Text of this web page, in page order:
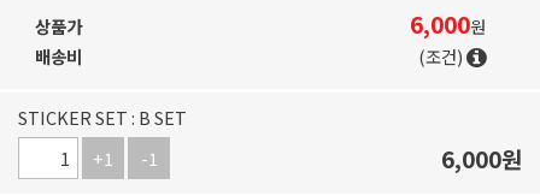
상품가 6,000원
배송비
(조건)
STICKER SET : B SET
+1
-1 6,000원